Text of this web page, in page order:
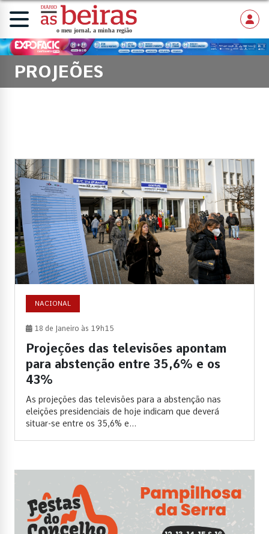
PROJEÕES
NACIONAL
18 de Janeiro às 19h15
Projeções das televisões apontam
para abstenção entre 35,6% e os
43%
As projeções das televisões para a abstenção nas
eleições presidenciais de hoje indicam que deverá
situar-se entre os 35,6% e...